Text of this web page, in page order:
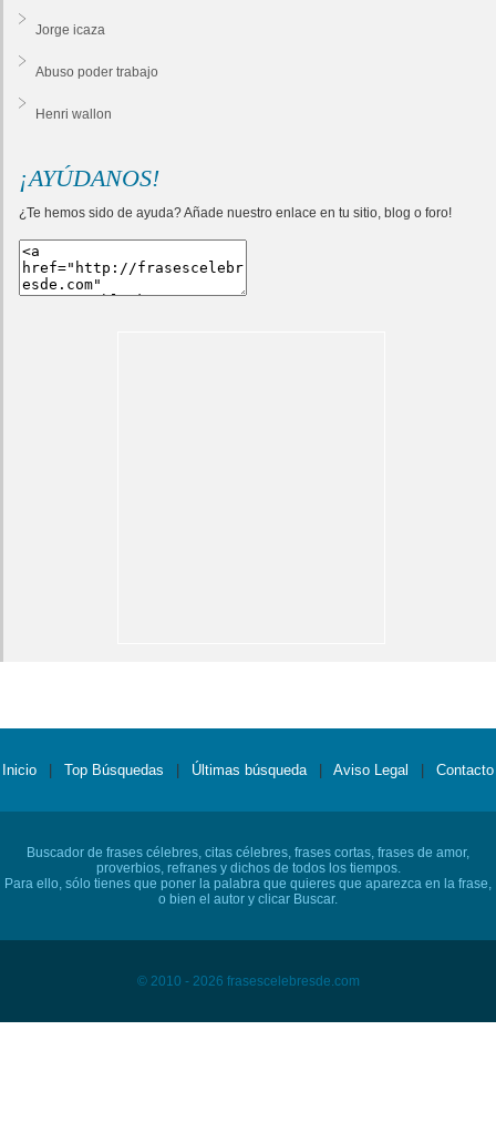
Jorge icaza
Abuso poder trabajo
Henri wallon
¡AYÚDANOS!
¿Te hemos sido de ayuda? Añade nuestro enlace en tu sitio, blog o foro!
Inicio Top Búsquedas Últimas búsqueda Aviso Legal Contacto
Buscador de frases célebres, citas célebres, frases cortas, frases de amor,
proverbios, refranes y dichos de todos los tiempos.
Para ello, sólo tienes que poner la palabra que quieres que aparezca en la frase,
o bien el autor y clicar Buscar.
© 2010 - 2026 frasescelebresde.com